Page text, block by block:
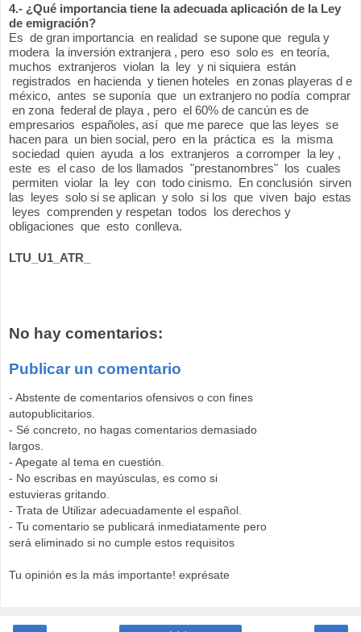
4.- ¿Qué importancia tiene la adecuada aplicación de la Ley
de emigración?
Es  de gran importancia  en realidad  se supone que  regula y
modera  la inversión extranjera , pero  eso  solo es  en teoría,
muchos  extranjeros  violan  la  ley  y ni siquiera  están
registrados  en hacienda  y tienen hoteles  en zonas playeras d e
méxico,  antes  se suponía  que  un extranjero no podía  comprar
en zona  federal de playa , pero  el 60% de cancún es de
empresarios  españoles, así  que me parece  que las leyes  se
hacen para  un bien social, pero  en la  práctica  es  la  misma
sociedad  quien  ayuda  a los  extranjeros  a corromper  la ley ,
este  es  el caso  de los llamados  "prestanombres"  los  cuales
permiten  violar  la  ley  con  todo cinismo.  En conclusión  sirven
las  leyes  solo si se aplican  y solo  si los  que  viven  bajo  estas
leyes  comprenden y respetan  todos  los derechos y
obligaciones  que  esto  conlleva.
LTU_U1_ATR_
No hay comentarios:
Publicar un comentario
- Abstente de comentarios ofensivos o con fines
autopublicitarios.
- Sé concreto, no hagas comentarios demasiado
largos.
- Apegate al tema en cuestión.
- No escribas en mayúsculas, es como si
estuvieras gritando.
- Trata de Utilizar adecuadamente el español.
- Tu comentario se publicará inmediatamente pero
será eliminado si no cumple estos requisitos
Tu opinión es la más importante! exprésate